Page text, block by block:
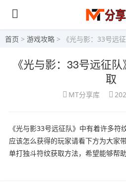
首页 > 游戏攻略 > 《光与影：33号远
《光与影：33号远征
取
MT分享库
《光与影33号远征队》中有着许多
应该怎么获得的玩家请看下方为大家
单打独斗符纹获取方法，希望能够帮助